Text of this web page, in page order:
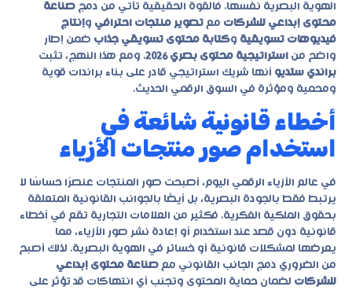
الهوية البصرية نفسها. فالقوة الحقيقية تأتي من دمج صناعة
محتوى إبداعي للشركات مع تصوير منتجات احترافي وإنتاج
فيديوهات تسويقية وكتابة محتوى تسويقي جذاب ضمن إطار
واضح من استراتيجية محتوى بصري 2026
. ومع هذا النهج، تثبت
براندي ستديو أنها شريك استراتيجي قادر على بناء براندات قوية
ومحمية ومؤثرة في السوق الرقمي الحديث.
أخطاء قانونية شائعة في
استخدام صور منتجات الأزياء
في عالم الأزياء الرقمي اليوم، أصبحت صور المنتجات عنصرًا حساسًا لا
يرتبط فقط بالجودة البصرية، بل أيضًا بالجوانب القانونية المتعلقة
بحقوق الملكية الفكرية. فكثير من العلامات التجارية تقع في أخطاء
قانونية دون قصد عند استخدام أو إعادة نشر صور الأزياء، مما
يعرضها لمشكلات قانونية أو خسائر في الهوية البصرية. لذلك أصبح
من الضروري دمج الجانب القانوني مع صناعة محتوى إبداعي
للشركات لضمان حماية المحتوى وتجنب أي انتهاكات قد تؤثر على